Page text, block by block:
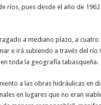
ríos, pues desde el año de
a mediano plazo, a cuatro
e irá subiendo a través del río
toda la geografía tabasqueña.
a las obras hidráulicas en
en lugares que no eran